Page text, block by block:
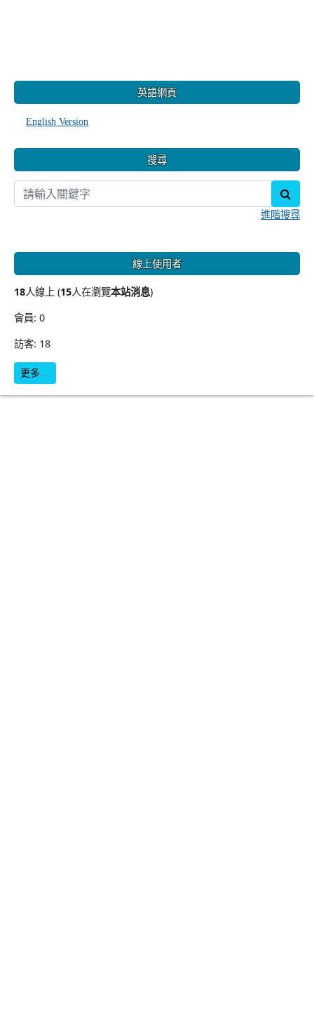
英語網頁
English Version
搜尋
進階搜尋
線上使用者
18人線上 (15人在瀏覽本站消息)
會員: 0
訪客: 18
更多…